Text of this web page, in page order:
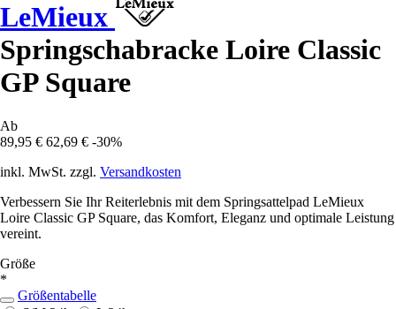
LeMieux
Springschabracke Loire Classic
GP Square
Ab
89,95 € 62,69 € -30%
inkl. MwSt. zzgl. Versandkosten
Verbessern Sie Ihr Reiterlebnis mit dem Springsattelpad LeMieux
Loire Classic GP Square, das Komfort, Eleganz und optimale Leistung
vereint.
Größe
*
Größentabelle